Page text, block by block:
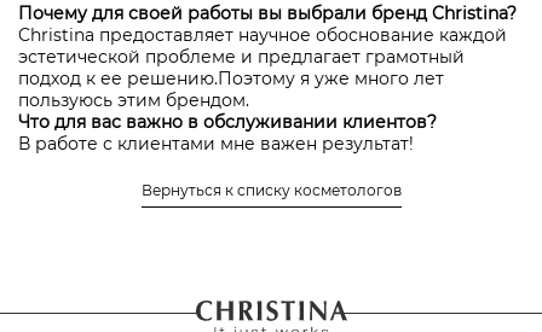
Почему для своей работы вы выбрали бренд Christina?
Christina предоставляет научное обоснование каждой
эстетической проблеме и предлагает грамотный
подход к ее решению.Поэтому я уже много лет
пользуюсь этим брендом.
Что для вас важно в обслуживании клиентов?
В работе с клиентами мне важен результат!
Шаповалова Наталья Александровна
Вернуться к списку косметологов